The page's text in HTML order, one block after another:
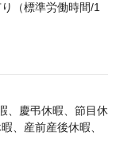
（標準労働時間/1
、慶弔休暇、節目休
、産前産後休暇、